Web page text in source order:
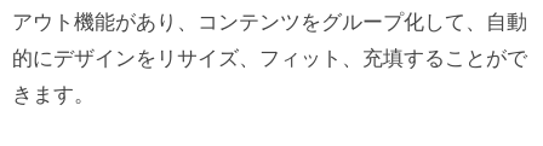
アウト機能があり、コンテンツをグループ化して、自動
的にデザインをリサイズ、フィット、充填することがで
きます。